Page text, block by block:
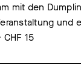
mit den
15